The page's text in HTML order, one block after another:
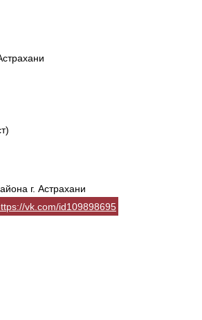
г. Астрахани
vk.com/id109898695